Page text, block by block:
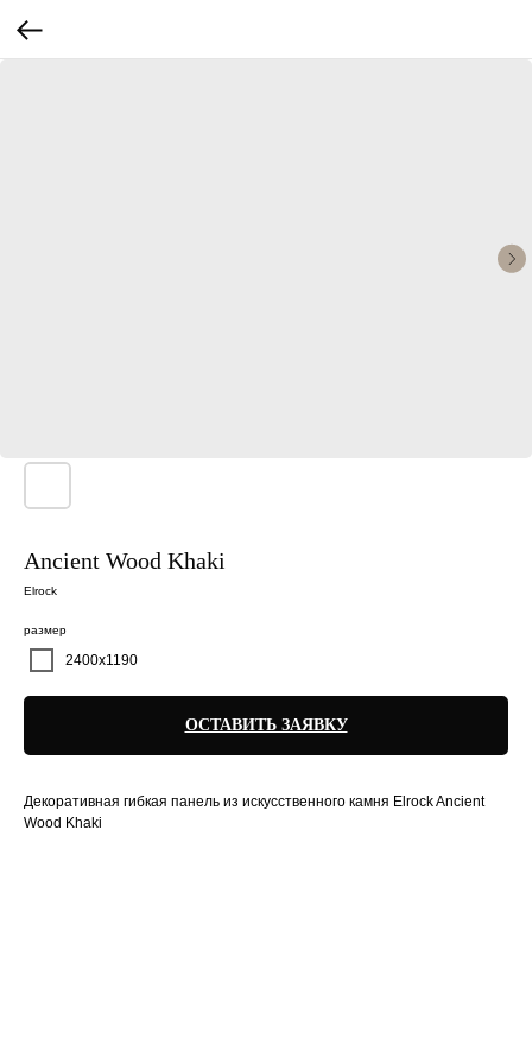
Ancient Wood Khaki
Elrock
размер
2400х1190
ОСТАВИТЬ ЗАЯВКУ
Декоративная гибкая панель из искусственного камня Elrock Ancient
Wood Khaki